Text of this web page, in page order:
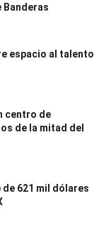
Banderas
espacio al talento
centro de
de la mitad del
621 mil dólares